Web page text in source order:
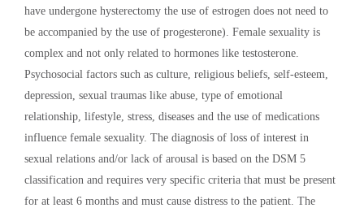
have undergone hysterectomy the use of estrogen does not need to
be accompanied by the use of progesterone). Female sexuality is
complex and not only related to hormones like testosterone.
Psychosocial factors such as culture, religious beliefs, self-esteem,
depression, sexual traumas like abuse, type of emotional
relationship, lifestyle, stress, diseases and the use of medications
influence female sexuality. The diagnosis of loss of interest in
sexual relations and/or lack of arousal is based on the DSM 5
classification and requires very specific criteria that must be present
for at least 6 months and must cause distress to the patient. The